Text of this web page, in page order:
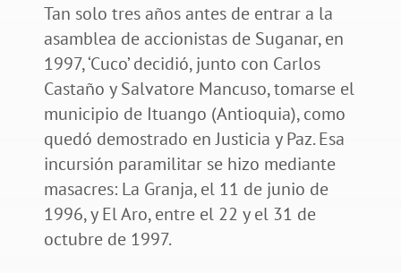
Tan solo tres años antes de entrar a la
asamblea de accionistas de Suganar, en
1997, ‘Cuco’ decidió, junto con Carlos
Castaño y Salvatore Mancuso, tomarse el
municipio de Ituango (Antioquia), como
quedó demostrado en Justicia y Paz. Esa
incursión paramilitar se hizo mediante
masacres: La Granja, el 11 de junio de
1996, y El Aro, entre el 22 y el 31 de
octubre de 1997.